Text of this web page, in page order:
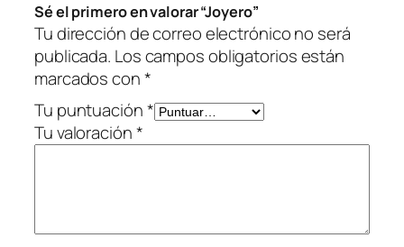
Sé el primero en valorar “Joyero”
Tu dirección de correo electrónico no será
publicada. Los campos obligatorios están
marcados con*
Tu puntuación*
Tu valoración*